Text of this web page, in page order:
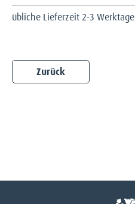
übliche Lieferzeit 2-3 Werktage
Zurück